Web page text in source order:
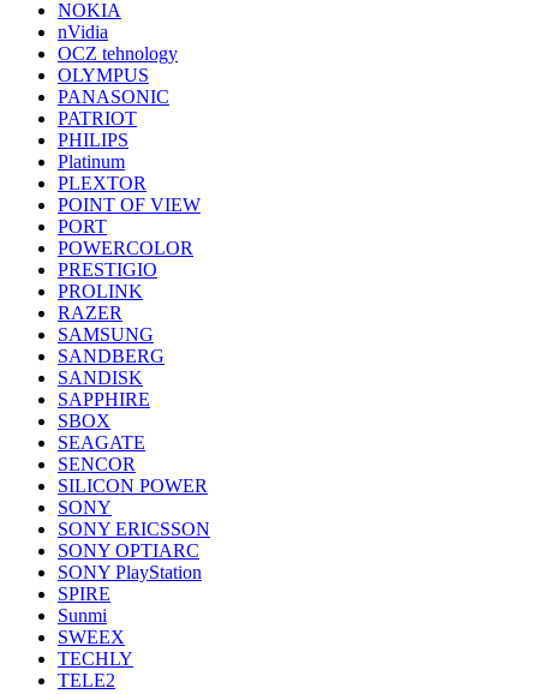
NOKIA
nVidia
OCZ tehnology
OLYMPUS
PANASONIC
PATRIOT
PHILIPS
Platinum
PLEXTOR
POINT OF VIEW
PORT
POWERCOLOR
PRESTIGIO
PROLINK
RAZER
SAMSUNG
SANDBERG
SANDISK
SAPPHIRE
SBOX
SEAGATE
SENCOR
SILICON POWER
SONY
SONY ERICSSON
SONY OPTIARC
SONY PlayStation
SPIRE
Sunmi
SWEEX
TECHLY
TELE2